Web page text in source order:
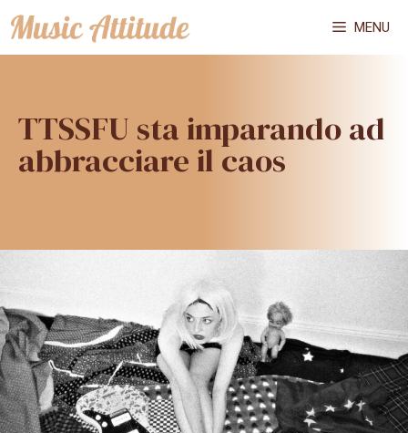
Vai
al
MENU
TTSSFU sta imparando ad
abbracciare il caos